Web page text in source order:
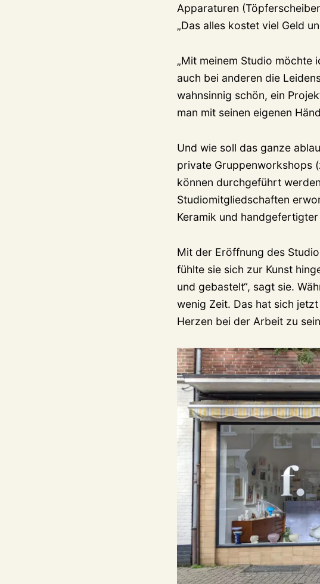
Apparaturen
„Das alles kostet viel Geld
„Mit meinem Studio möchte
auch bei anderen die
wahnsinnig schön, ein
man mit seinen eigenen
Und wie soll das ganze
private Gruppenworkshops
können durchgeführt
Studiomitgliedschaften
Keramik und
Mit der Eröffnung des
fühlte sie sich zur Kunst
und gebastelt“, sagt sie.
wenig Zeit. Das hat sich
Herzen bei der Arbeit zu